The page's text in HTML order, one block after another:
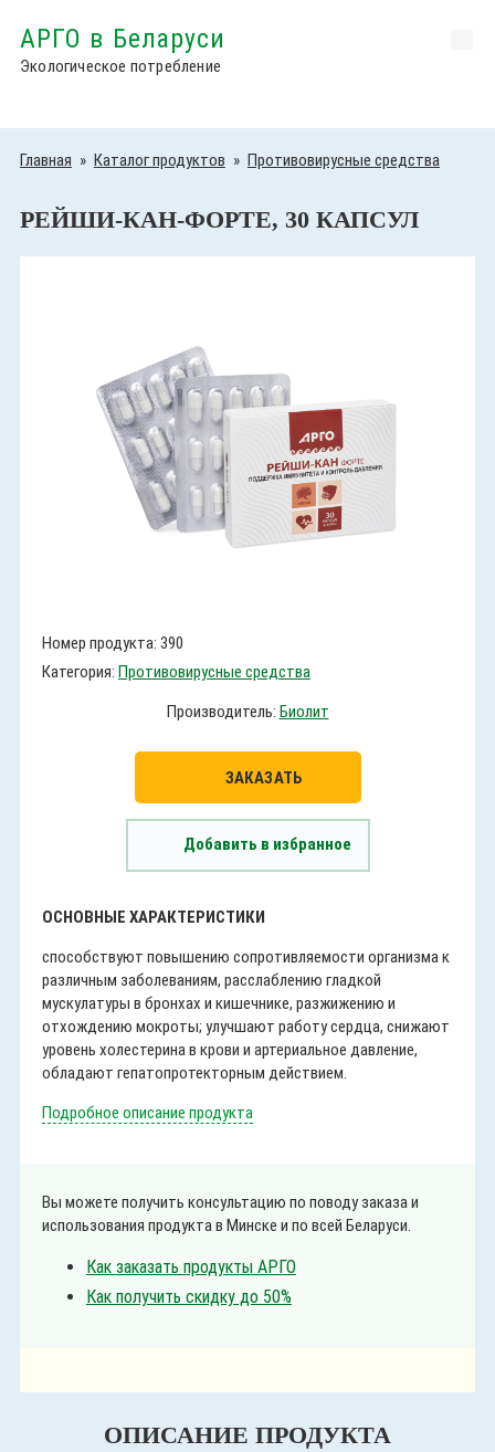
АРГО в Беларуси
Экологическое потребление
Главная » Каталог продуктов » Противовирусные средства
РЕЙШИ-КАН-ФОРТЕ, 30 КАПСУЛ
Номер продукта: 390
Категория: Противовирусные средства
Производитель: Биолит
ЗАКАЗАТЬ
Добавить в избранное
ОСНОВНЫЕ ХАРАКТЕРИСТИКИ
способствуют повышению сопротивляемости организма к
различным заболеваниям, расслаблению гладкой
мускулатуры в бронхах и кишечнике, разжижению и
отхождению мокроты; улучшают работу сердца, снижают
уровень холестерина в крови и артериальное давление,
обладают гепатопротекторным действием.
Подробное описание продукта
Вы можете получить консультацию по поводу заказа и
использования продукта в Минске и по всей Беларуси.
Как заказать продукты АРГО
Как получить скидку до 50%
ОПИСАНИЕ ПРОДУКТА